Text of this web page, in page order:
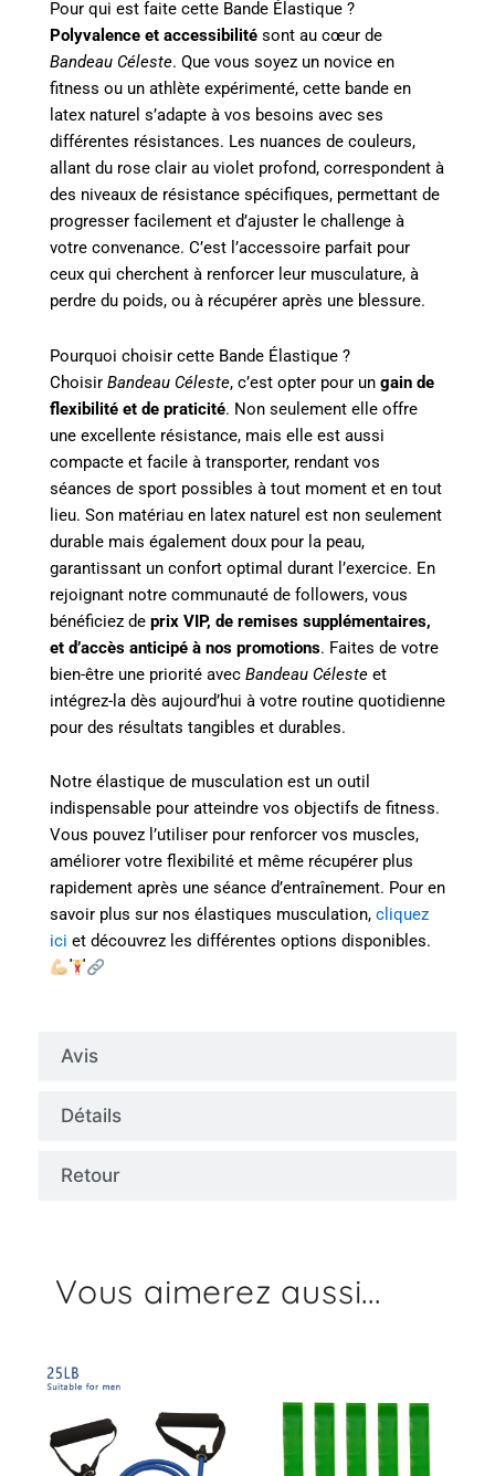
Avis
Détails
Retour
Pour qui est faite cette Bande Élastique ?
Polyvalence et accessibilité sont au cœur de
Bandeau Céleste. Que vous soyez un novice en
fitness ou un athlète expérimenté, cette bande en
latex naturel s’adapte à vos besoins avec ses
différentes résistances. Les nuances de couleurs,
allant du rose clair au violet profond, correspondent à
des niveaux de résistance spécifiques, permettant de
progresser facilement et d’ajuster le challenge à
votre convenance. C’est l’accessoire parfait pour
ceux qui cherchent à renforcer leur musculature, à
perdre du poids, ou à récupérer après une blessure.
Pourquoi choisir cette Bande Élastique ?
Choisir Bandeau Céleste, c’est opter pour un gain de
flexibilité et de praticité. Non seulement elle offre
une excellente résistance, mais elle est aussi
compacte et facile à transporter, rendant vos
séances de sport possibles à tout moment et en tout
lieu. Son matériau en latex naturel est non seulement
durable mais également doux pour la peau,
garantissant un confort optimal durant l’exercice. En
rejoignant notre communauté de followers, vous
bénéficiez de prix VIP, de remises supplémentaires,
et d’accès anticipé à nos promotions. Faites de votre
bien-être une priorité avec Bandeau Céleste et
intégrez-la dès aujourd’hui à votre routine quotidienne
pour des résultats tangibles et durables.
Notre élastique de musculation est un outil
indispensable pour atteindre vos objectifs de fitness.
Vous pouvez l’utiliser pour renforcer vos muscles,
améliorer votre flexibilité et même récupérer plus
rapidement après une séance d’entraînement. Pour en
savoir plus sur nos élastiques musculation, cliquez
ici et découvrez les différentes options disponibles.
Vous aimerez aussi...